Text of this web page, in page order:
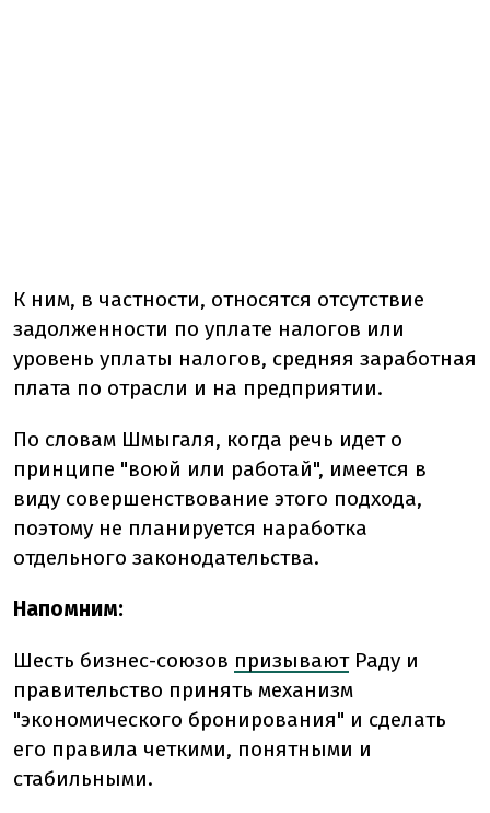
К ним, в частности, относятся отсутствие
задолженности по уплате налогов или
уровень уплаты налогов, средняя заработная
плата по отрасли и на предприятии.
По словам Шмыгаля, когда речь идет о
принципе "воюй или работай", имеется в
виду совершенствование этого подхода,
поэтому не планируется наработка
отдельного законодательства.
Напомним:
Шесть бизнес-союзов призываютРаду и
правительство принять механизм
"экономического бронирования" и сделать
его правила четкими, понятными и
стабильными.